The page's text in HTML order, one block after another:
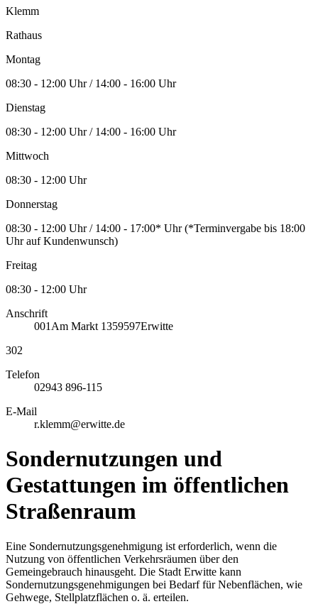
Klemm
Rathaus
Montag
08:30 - 12:00 Uhr / 14:00 - 16:00 Uhr
Dienstag
08:30 - 12:00 Uhr / 14:00 - 16:00 Uhr
Mittwoch
08:30 - 12:00 Uhr
Donnerstag
08:30 - 12:00 Uhr / 14:00 - 17:00* Uhr (*Terminvergabe bis 18:00
Uhr auf Kundenwunsch)
Freitag
08:30 - 12:00 Uhr
Anschrift
001 Am Markt 1359597Erwitte
302
Telefon
02943 896-115
E-Mail
r.klemm@erwitte.de
Sondernutzungen und
Gestattungen im öffentlichen
Straßenraum
Eine Sondernutzungsgenehmigung ist erforderlich, wenn die
Nutzung von öffentlichen Verkehrsräumen über den
Gemeingebrauch hinausgeht. Die Stadt Erwitte kann
Sondernutzungs­genehmigungen bei Bedarf für Nebenflächen, wie
Gehwege, Stellplatzflächen o. ä. erteilen.